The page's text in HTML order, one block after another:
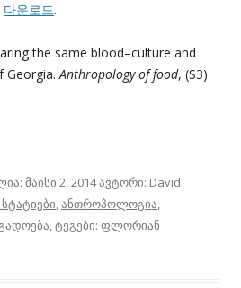
다운로드.
the same blood–culture and
Georgia.Anthropology of food, (S3)
მაისი 2, 2014ავტორი: David
,ანთროპოლოგია,
, ტეგები: ფლორიან